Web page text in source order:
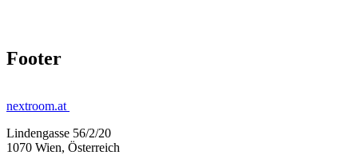
Footer
nextroom.at
Lindengasse 56/2/20
1070 Wien, Österreich